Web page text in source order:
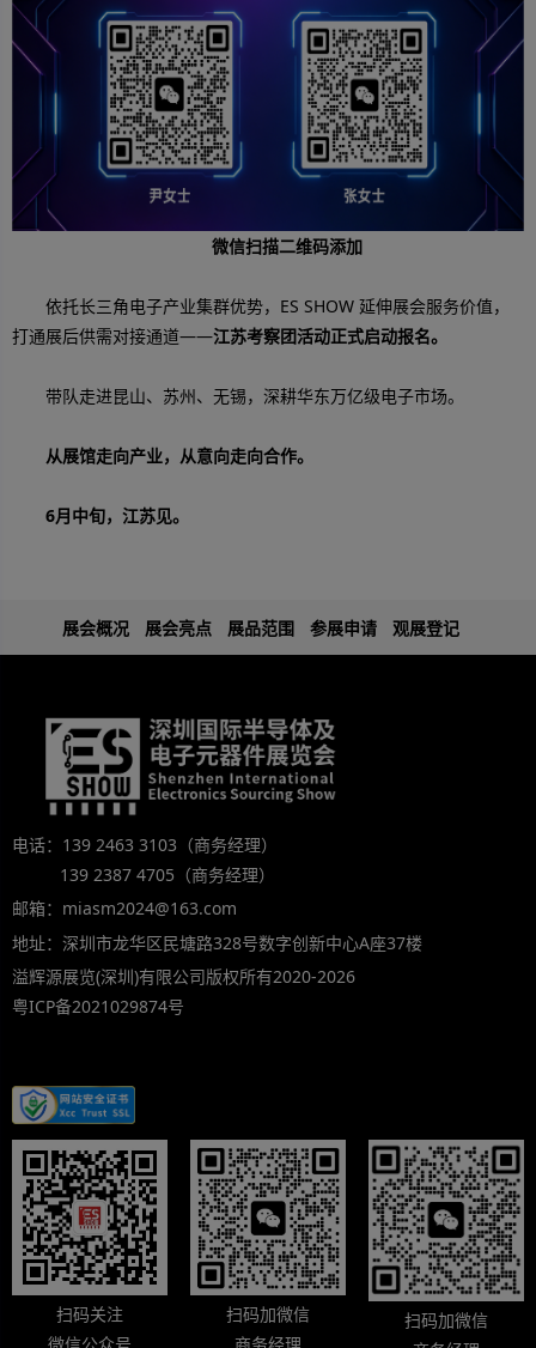
微信扫描二维码添加
依托长三角电子产业集群优势，ES SHOW 延伸展会服务价值，
打通展后供需对接通道——江苏考察团活动正式启动报名。
带队走进昆山、苏州、无锡，深耕华东万亿级电子市场。
从展馆走向产业，从意向走向合作。
6月中旬，江苏见。
展会概况 展会亮点 展品范围 参展申请 观展登记
电话：139 2463 3103（商务经理）
139 2387 4705（商务经理）
邮箱：miasm2024@163.com
地址：深圳市龙华区民塘路328号数字创新中心A座37楼
溢辉源展览(深圳)有限公司版权所有2020-2026
粤ICP备2021029874号
扫码关注
扫码加微信
扫码加微信